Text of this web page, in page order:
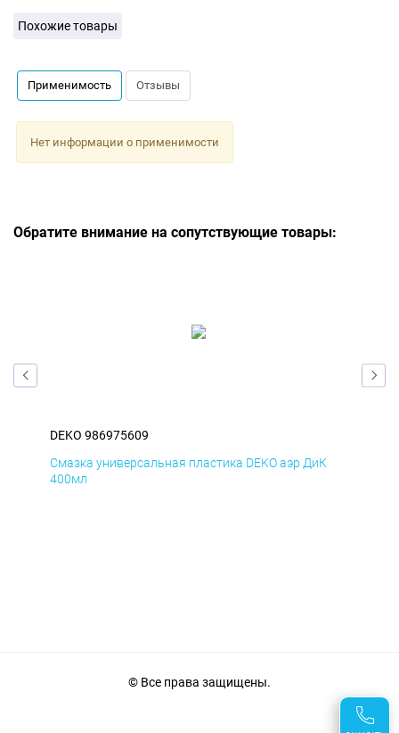
Похожие товары
Применимость Отзывы
Нет информации о применимости
Обратите внимание на сопутствующие товары:
DEKO 986975609
Смазка универсальная пластика DEKO аэр ДиК
400мл
© Все права защищены.